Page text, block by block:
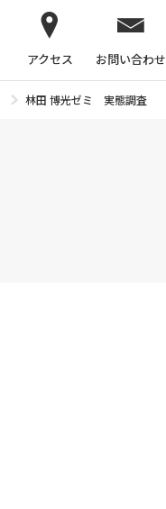
アクセス お問い合わせ
林田 博光ゼミ 実態調査